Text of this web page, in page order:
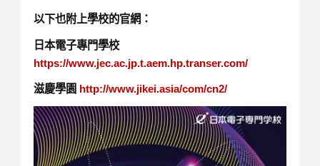
以下也附上學校的官網：
日本電子專門學校
https://www.jec.ac.jp.t.aem.hp.transer.com/
滋慶學園 http://www.jikei.asia/com/cn2/